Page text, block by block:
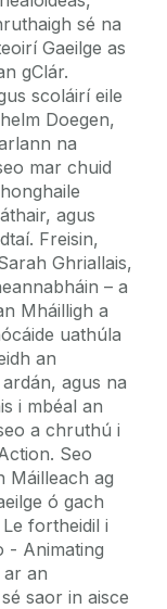
sé na
Gaeilge as
gClár.
scoláirí eile
Doegen,
na
mar chuid
agus
Freisin,
Ghriallais,
– a
Mháilligh a
uathúla
an
agus na
i mbéal an
a chruthú i
Seo
Máilleach ag
ó gach
fortheidil i
- Animating
an
saor in aisce